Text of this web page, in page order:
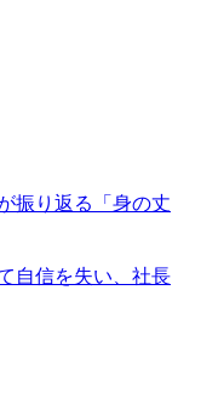
振り返る「身の丈
自信を失い、社長